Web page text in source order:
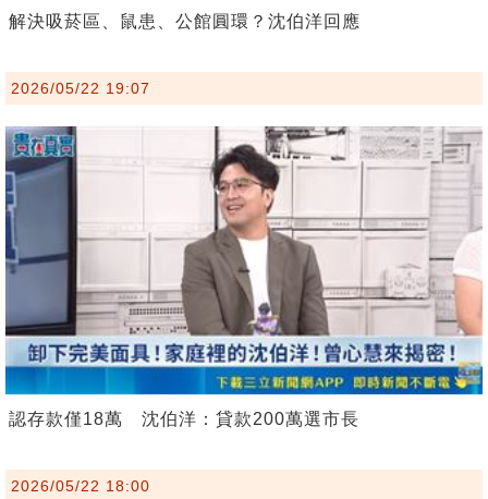
解決吸菸區、鼠患、公館圓環？沈伯洋回應
2026/05/22 19:07
認存款僅18萬 沈伯洋：貸款200萬選市長
2026/05/22 18:00